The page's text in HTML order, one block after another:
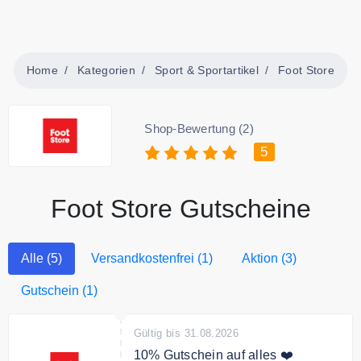
Home Kategorien Sport & Sportartikel Foot Store
Shop-Bewertung (2)
5
Foot Store Gutscheine
Alle (5) Versandkostenfrei (1) Aktion (3)
Gutschein (1)
Gültig bis 31.08.2026
10% Gutschein auf alles ❤️